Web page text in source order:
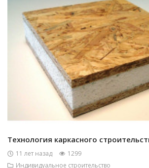
Технология каркасного
11 лет назад
1299
Индивидуальное строительство